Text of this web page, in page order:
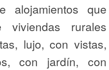
alojamientos que
viviendas rurales
lujo, con vistas,
con jardín, con